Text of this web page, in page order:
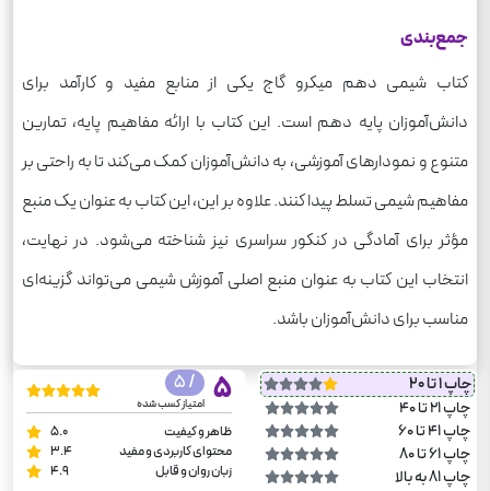
جمع‌بندی
کتاب شیمی دهم میکرو گاج یکی از منابع مفید و کارآمد برای
دانش‌آموزان پایه دهم است. این کتاب با ارائه مفاهیم پایه، تمارین
متنوع و نمودارهای آموزشی، به دانش‌آموزان کمک می‌کند تا به راحتی بر
مفاهیم شیمی تسلط پیدا کنند. علاوه بر این، این کتاب به عنوان یک منبع
مؤثر برای آمادگی در کنکور سراسری نیز شناخته می‌شود. در نهایت،
انتخاب این کتاب به عنوان منبع اصلی آموزش شیمی می‌تواند گزینه‌ای
مناسب برای دانش‌آموزان باشد.
چاپ 1 تا 20
چاپ 21 تا 40
چاپ 41 تا 60
چاپ 61 تا 80
چاپ 81 به بالا
5
/ 5
امتیاز کسب شده
ظاهر و کیفیت
5.0
محتوای کاربردی و مفید
3.4
زبان روان و قابل
4.9